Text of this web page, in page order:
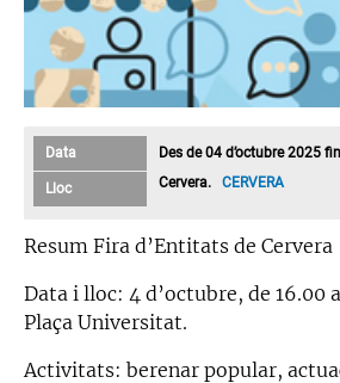
Data Des de 04 d’octubre 2025
Lloc Cervera.CERVERA
Resum Fira d’Entitats de Cervera
Data i lloc: 4 d’octubre, de 16.00
Plaça Universitat.
Activitats: berenar popular,